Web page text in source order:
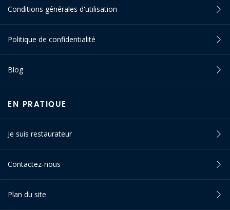
Conditions générales d'utilisation
Politique de confidentialité
Blog
EN PRATIQUE
Je suis restaurateur
Contactez-nous
Plan du site